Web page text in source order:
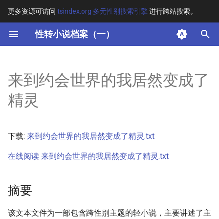
更多资源可访问 tsindex.org 多元性别搜索引擎进行跨站搜索。
性转小说档案（一）
键
开
始
索
其他信息 [Processed Page
Metadata]
来到约会世界的我居然变成了
精灵
下载: 来到约会世界的我居然变成了精灵.txt
在线阅读 来到约会世界的我居然变成了精灵.txt
摘要
该文本文件为一部包含跨性别主题的轻小说，主要讲述了主